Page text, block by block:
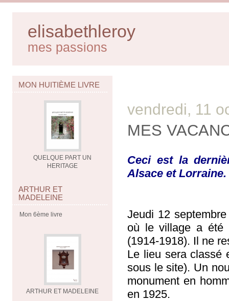
elisabethleroy
mes passions
MON HUITIÈME LIVRE
QUELQUE PART UN
HERITAGE
ARTHUR ET
MADELEINE
Mon 6ème livre
ARTHUR ET MADELEINE
vendredi, 11
MES
Ceci est la
Alsace et Lorraine.
Jeudi 12
où le village a été
(1914-1918). Il ne
Le lieu sera classé
sous le site). Un
monument en
en 1925.